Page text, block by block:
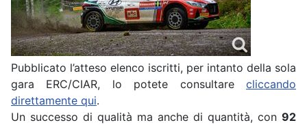
Pubblicato l’atteso elenco iscritti, per intanto della sola
gara ERC/CIAR, lo potete consultare cliccando
direttamente qui.
Un successo di qualità ma anche di quantità, con 92